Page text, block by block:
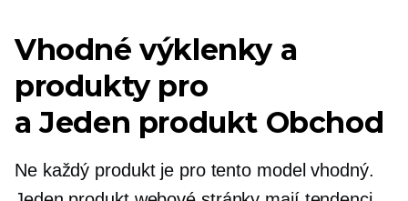
Vhodné výklenky a
produkty pro
aJeden produkt Obchod
Ne každý produkt je pro tento model vhodný.